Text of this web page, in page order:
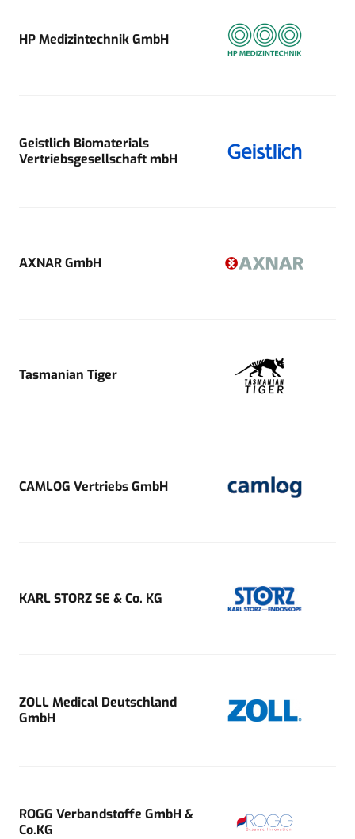
HP Medizintechnik GmbH
Geistlich Biomaterials
Vertriebsgesellschaft mbH
AXNAR GmbH
Tasmanian Tiger
CAMLOG Vertriebs GmbH
KARL STORZ SE & Co. KG
ZOLL Medical Deutschland
GmbH
ROGG Verbandstoffe GmbH &
Co.KG